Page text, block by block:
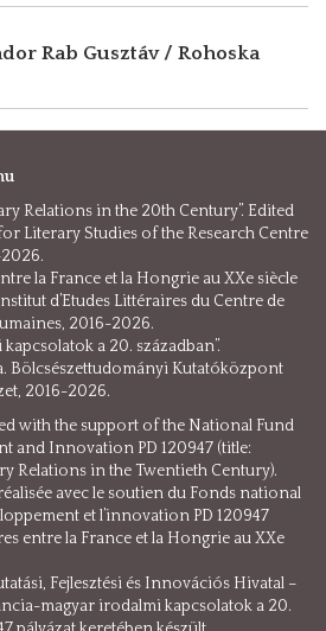
Rab Gusztáv / Rohoska
Relations in the 20th Century”. Edited
Literary Studies of the Research Centre
la France et la Hongrie au XXe siècle
d’Etudes Littéraires du Centre de
2016-2026.
a 20. században”.
Bölcsészettudományi Kutatóközpont
2016-2026.
with the support of the National Fund
and Innovation PD 120947 (title:
Relations in the Twentieth Century).
avec le soutien du Fonds national
et l’innovation PD 120947
entre la France et la Hongrie au XXe
Fejlesztési és Innovációs Hivatal –
magyar irodalmi kapcsolatok a 20.